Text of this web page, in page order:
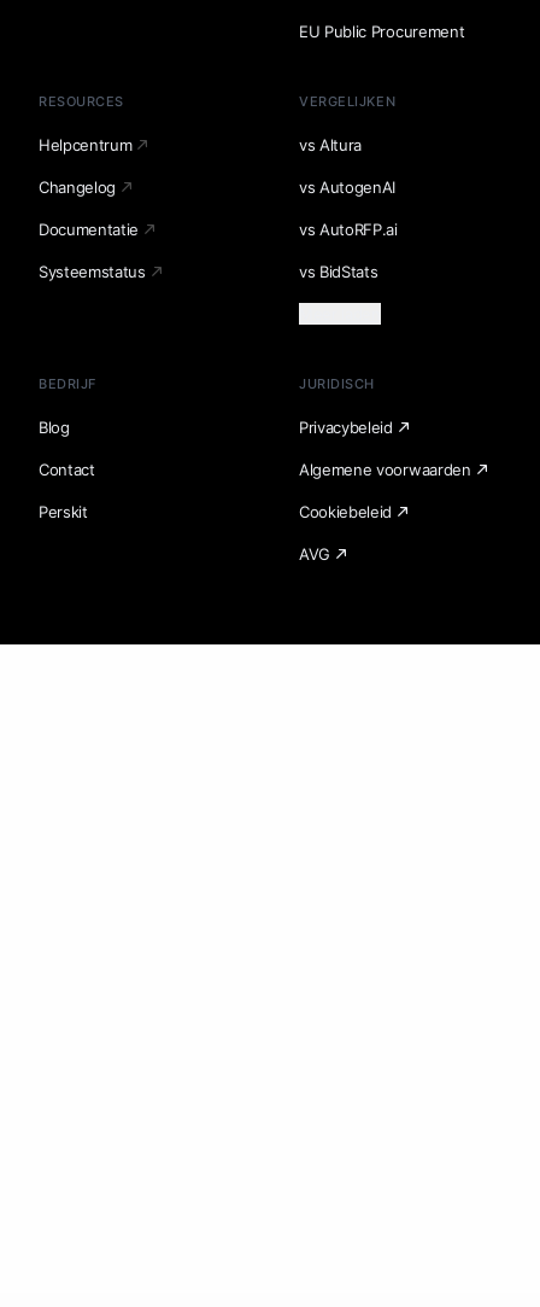
EU Public Procurement
RESOURCES
Helpcentrum
Changelog
Documentatie
Systeemstatus
VERGELIJKEN
vs Altura
vs AutogenAI
vs AutoRFP.ai
vs BidStats
BEDRIJF
Blog
Contact
Perskit
JURIDISCH
Privacybeleid
Algemene voorwaarden
Cookiebeleid
AVG